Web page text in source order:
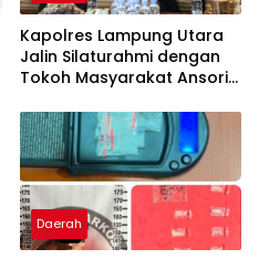
Kapolres Lampung Utara
Jalin Silaturahmi dengan
Tokoh Masyarakat Ansori
Daerah